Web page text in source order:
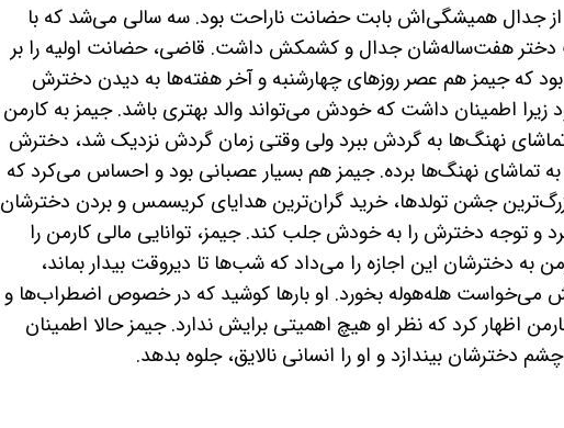
از جدال همیشگی‌اش بابت حضانت ناراحت بود. سه سالی می‌شد که با
هفت‌ساله‌شان جدال و کشمکش داشت. قاضی، حضانت اولیه را بر
بود که جیمز هم عصر روزهای چهارشنبه و آخر هفته‌ها به دیدن دخترش
اطمینان داشت که خودش می‌تواند والد بهتری باشد. جیمز به کارمن
نهنگ‌ها به گردش ببرد ولی وقتی زمان گردش نزدیک شد، دخترش
تماشای نهنگ‌ها برده. جیمز هم بسیار عصبانی بود و احساس می‌کرد که
جشن تولدها، خرید گران‌ترین هدایای کریسمس و بردن دخترشان
و توجه دخترش را به خودش جلب کند. جیمز، توانایی مالی کارمن را
به دخترشان این اجازه را می‌داد که شب‌ها تا دیروقت بیدار بماند،
می‌خواست هله‌هوله بخورد. او بارها کوشید که در خصوص اضطراب‌ها و
اظهار کرد که نظر او هیچ اهمیتی برایش ندارد. جیمز حالا اطمینان
دخترشان بیندازد و او را انسانی نالایق، جلوه بدهد.